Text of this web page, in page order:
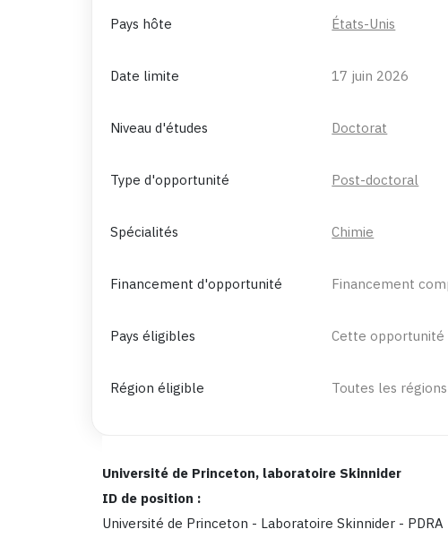
Pays hôte États-Unis
Date limite 17 juin 2026
Niveau d'études Doctorat
Type d'opportunité Post-doctoral
Spécialités Chimie
Financement d'opportunité Financement
Pays éligibles Cette opportunité
Région éligible Toutes les régions
Université de Princeton, laboratoire Skinnider
ID de position :
Université de Princeton - Laboratoire Skinnider -